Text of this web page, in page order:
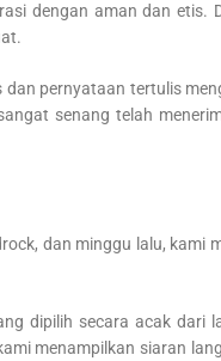
dengan aman dan etis.
pernyataan tertulis
senang telah
dan minggu lalu, kami
dipilih secara acak dari
menampilkan siaran